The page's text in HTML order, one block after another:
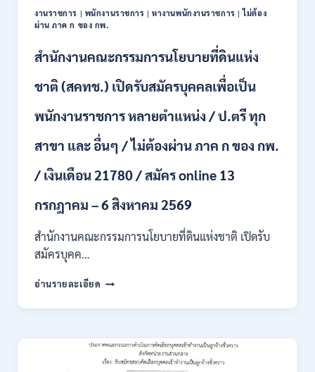
ป.ตรี
/
เดือน
/
ONLINE
–
สิงหาคม
งานราชการ | พนักงานราชการ |หางานพนักงานราชการ |ไม่ต้อง
ผ่าน ภาค ก ของ กพ.
สำนักงานคณะกรรมการนโยบายที่ดินแห่ง
ชาติ (สคทช.) เปิดรับสมัครบุคคลเพื่อเป็น
พนักงานราชการ หลายตำแหน่ง / ป.ตรี ทุก
สาขา และ อื่นๆ / ไม่ต้องผ่าน ภาค ก ของ กพ.
/ เงินเดือน 21780 / สมัคร online 13
กรกฎาคม – 6 สิงหาคม 2569
สำนักงานคณะกรรมการนโยบายที่ดินแห่งชาติ เปิดรับ
สมัครบุคค…
อ่านรายละเอียด สำนักงาน
กรรมการ
ที่ดิน
แห่ง
ชาติ